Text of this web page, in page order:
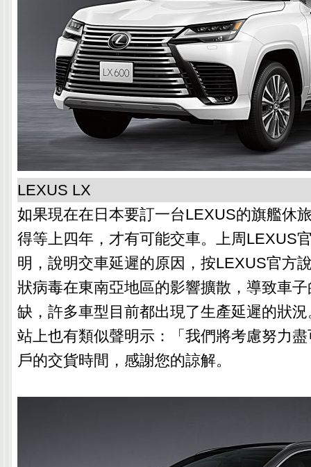
LEXUS LX
如果現在在日本要訂一台LEXUS的旗艦休
得等上四年，才有可能交車。上周LEXUS
明，說明交車延遲的原因，按LEXUS官方
狀病毒在東南亞地區的影響擴散，導致車
缺，許多車型目前都出現了生產延遲的狀
站上也有類似聲明示：「我們將考慮努力
戶的交貨時間，感謝您的諒解。